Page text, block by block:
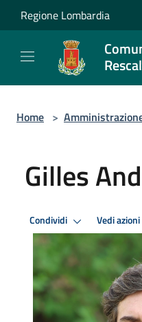
Salta al contenuto principale
Regione Lombardia
Home >
Gilles
Condividi Vedi azioni